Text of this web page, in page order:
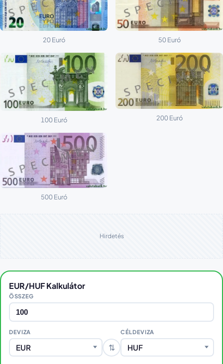
20 Euró 50 Euró
100 Euró 200 Euró
500 Euró
Hirdetés
EUR/HUF Kalkulátor
ÖSSZEG
DEVIZA
EUR ⇅
CÉLDEVIZA
HUF